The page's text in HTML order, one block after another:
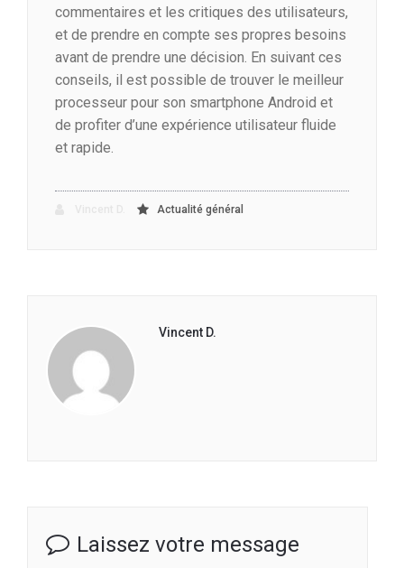
commentaires et les critiques des utilisateurs,
et de prendre en compte ses propres besoins
avant de prendre une décision. En suivant ces
conseils, il est possible de trouver le meilleur
processeur pour son smartphone Android et
de profiter d’une expérience utilisateur fluide
et rapide.
Actualité général
Vincent D.
Laissez votre message